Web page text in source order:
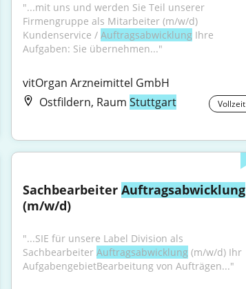
"...mit uns und werden Sie Teil unserer
Firmengruppe als Mitarbeiter (m/w/d)
Kundenservice / Auftragsabwicklung Ihre
Aufgaben: Sie übernehmen..."
vitOrgan Arzneimittel GmbH
Ostfildern, RaumStuttgart Vollzeit
Sachbearbeiter Auftragsabwicklung
(m/w/d)
"...SIE für unsere Label Division als
Sachbearbeiter Auftragsabwicklung (m/w/d) Ihr
AufgabengebietBearbeitung von Aufträgen..."